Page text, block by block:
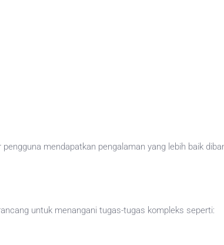
mendapatkan pengalaman yang lebih baik
untuk menangani tugas-tugas kompleks seperti: